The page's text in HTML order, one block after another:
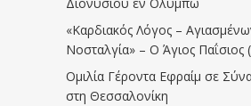
Διονυσίου εν Ολύμπω
«Καρδιακός Λόγος –
Νοσταλγία» – Ο Άγιος Παΐσιος
Ομιλία Γέροντα Εφραίμ σε
στη Θεσσαλονίκη